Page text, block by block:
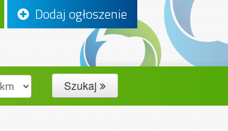
Dodaj ogłoszenie
Szukaj